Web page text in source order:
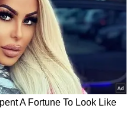
రోల్స్, కామెడీ రోల్స్ తో
తో కలసి సునీల్
వీళ్ళిద్దరూ రూమ్
నువ్వు నాకు నచ్చావ్,
సునీల్ ని కమెడియన్ గా